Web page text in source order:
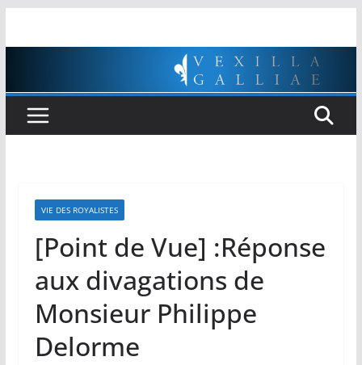
VIE DES ROYALISTES
[Point de Vue] :Réponse
aux divagations de
Monsieur Philippe
Delorme